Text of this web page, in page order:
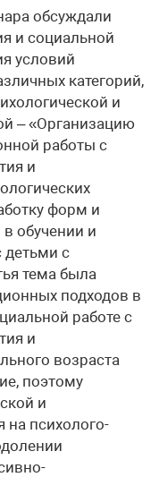
обсуждали
и социальной
условий
категорий,
и
– «Организацию
работы с
и
форм и
обучении и
детьми с
тема была
подходов в
работе с
и
возраста
поэтому
и
на психолого-